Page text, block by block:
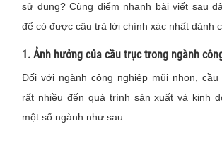
sử dụng? Cùng điểm nhanh bài viết sau
để có được câu trả lời chính xác nhất dành
1. Ảnh hưởng của cầu trục trong ngành
Đối với ngành công nghiệp mũi nhọn,
rất nhiều đến quá trình sản xuất và kinh
một số ngành như sau: